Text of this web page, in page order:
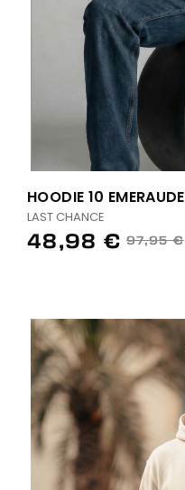
HOODIE 10 EMERAUDE
LAST CHANCE
48,98 € 97,95 €